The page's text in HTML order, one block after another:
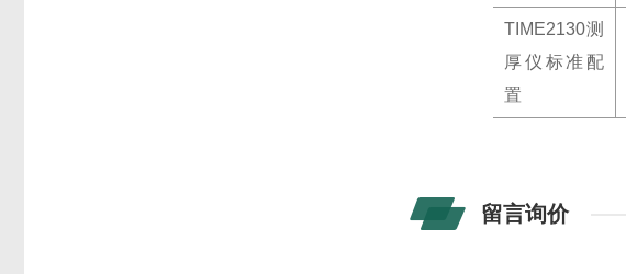
TIME2130测
厚仪标准配
置
留言询价